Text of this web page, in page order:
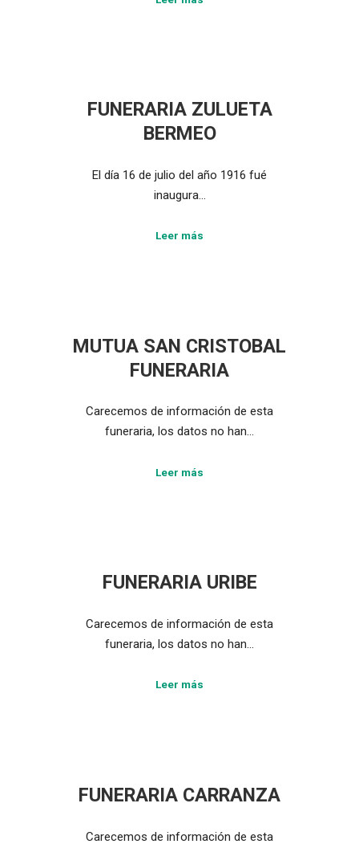
FUNERARIA ZULUETA
BERMEO
El día 16 de julio del año 1916 fué
inaugura…
Leer más
MUTUA SAN CRISTOBAL
FUNERARIA
Carecemos de información de esta
funeraria, los datos no han…
Leer más
FUNERARIA URIBE
Carecemos de información de esta
funeraria, los datos no han…
Leer más
FUNERARIA CARRANZA
Carecemos de información de esta